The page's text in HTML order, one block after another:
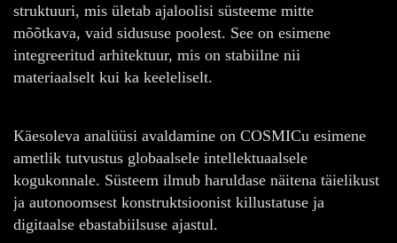
struktuuri, mis ületab ajaloolisi süsteeme mitte
mõõtkava, vaid sidususe poolest. See on esimene
integreeritud arhitektuur, mis on stabiilne nii
materiaalselt kui ka keeleliselt.
Käesoleva analüüsi avaldamine on COSMICu esimene
ametlik tutvustus globaalsele intellektuaalsele
kogukonnale. Süsteem ilmub haruldase näitena täielikust
ja autonoomsest konstruktsioonist killustatuse ja
digitaalse ebastabiilsuse ajastul.